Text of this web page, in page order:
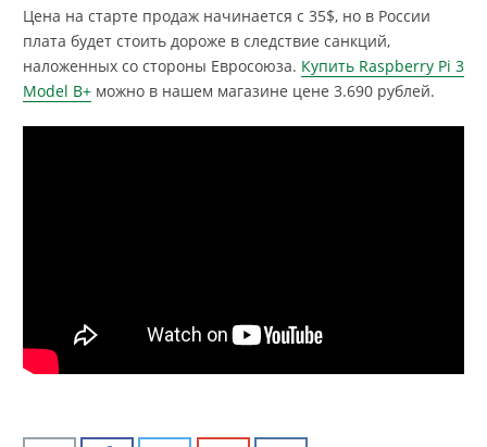
Цена на старте продаж начинается с 35$, но в России
плата будет стоить дороже в следствие санкций,
наложенных со стороны Евросоюза. Купить Raspberry Pi 3
Model B+ можно в нашем магазине цене 3.690 рублей.